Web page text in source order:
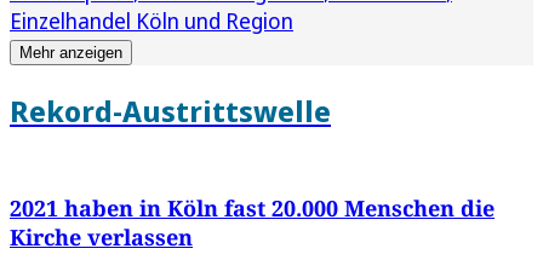
Einzelhandel Köln und Region
Mehr anzeigen
Rekord-Austrittswelle
2021 haben in Köln fast 20.000 Menschen die
Kirche verlassen